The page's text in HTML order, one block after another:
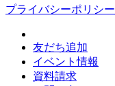
プライバシーポリシー
友だち追加
イベント情報
資料請求